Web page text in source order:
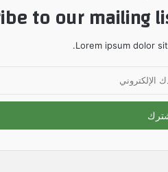
to our mailing
Lorem ipsum dolor